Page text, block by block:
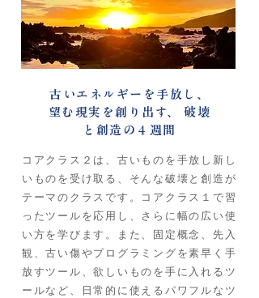
古いエネルギーを手放し、
望む現実を創り出す、 破壊
と創造の４週間
コアクラス２は、古いものを手放し新し
いものを受け取る、そんな破壊と創造が
テーマのクラスです。コアクラス１で習
ったツールを応用し、さらに幅の広い使
い方を学びます。また、固定概念、先入
観、古い傷やプログラミングを素早く手
放すツール、欲しいものを手に入れるツ
ールなど、日常的に使えるパワフルなツ